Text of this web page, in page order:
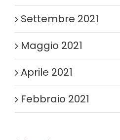
Settembre 2021
Maggio 2021
Aprile 2021
Febbraio 2021